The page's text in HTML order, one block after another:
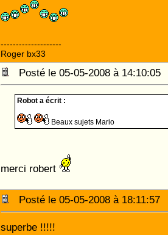
--------------------
Roger bx33
Posté le 05-05-2008 à
Robot a écrit :
Beaux sujets Mario
merci robert
Posté le 05-05-2008 à
superbe !!!!!